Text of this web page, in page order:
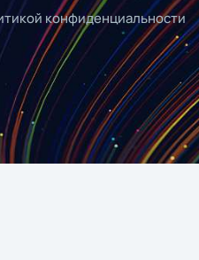
конфиденциальности